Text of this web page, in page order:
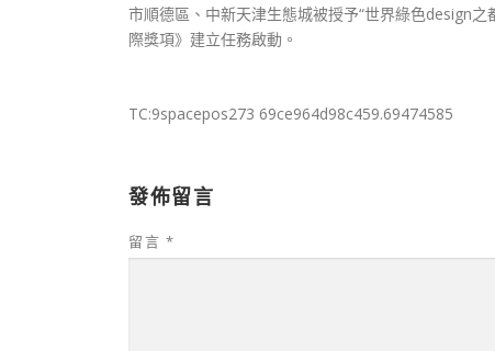
市順德區、中新天津生態城被授予“世界綠色design
際獎項》建立任務啟動。
TC:9spacepos273 69ce964d98c459.69474585
發佈留言
留言 *